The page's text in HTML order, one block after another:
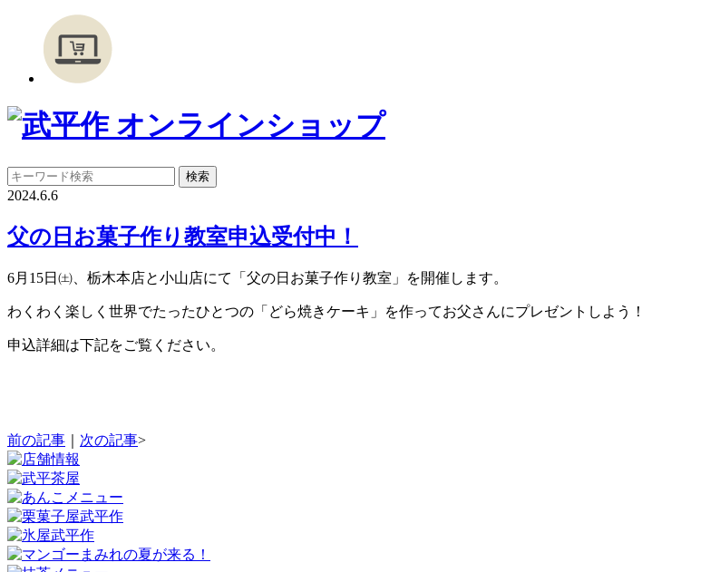
2024.6.6
父の日お菓子作り教室申込受付中！
6月15日㈯、栃木本店と小山店にて「父の日お菓子作り教室」を開催します。
わくわく楽しく世界でたったひとつの「どら焼きケーキ」を作ってお父さんにプレゼントしよう！
申込詳細は下記をご覧ください。
前の記事 次の記事>